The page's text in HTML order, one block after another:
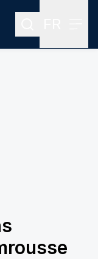
Rechercher